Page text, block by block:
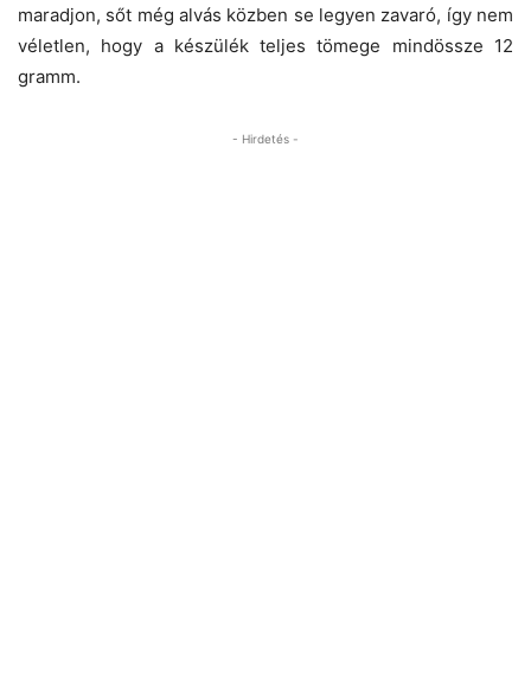
maradjon, sőt még alvás közben se legyen zavaró, így nem
véletlen, hogy a készülék teljes tömege mindössze 12
gramm.
- Hirdetés -